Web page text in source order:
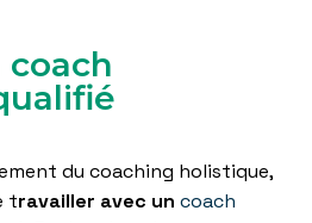
coach
du coaching holistique,
travailler avec un coach